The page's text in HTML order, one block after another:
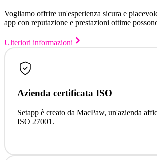
Vogliamo offrire un'esperienza sicura e
app con reputazione e prestazioni ottime
Ulteriori informazioni
Azienda certificata ISO
Setapp è creato da MacPaw, un'azienda
ISO 27001.